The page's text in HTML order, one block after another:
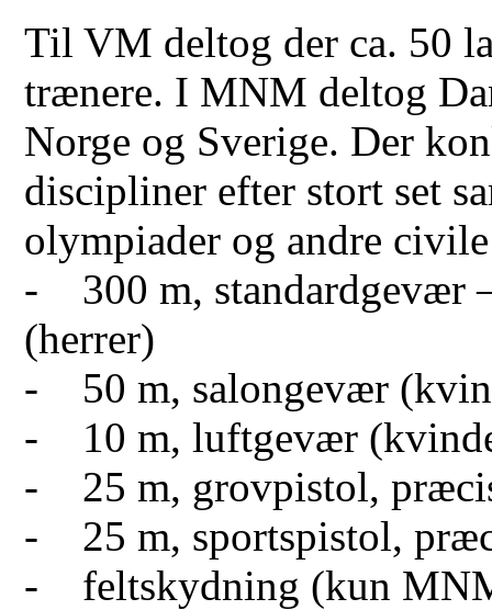
Til VM deltog der ca. 50
trænere. I MNM deltog
Norge og Sverige. Der
discipliner efter stort set
olympiader og andre
- 300 m, standardgevær
(herrer)
- 50 m, salongevær
- 10 m, luftgevær
- 25 m, grovpistol,
- 25 m, sportspistol,
- feltskydning (kun